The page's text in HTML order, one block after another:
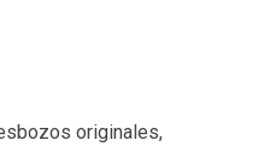
originales,